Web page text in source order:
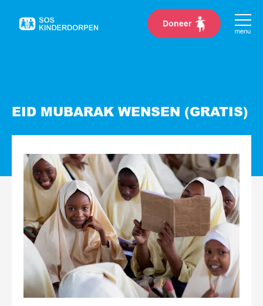
Naar
Doneer
menu
EID MUBARAK WENSEN (GRATIS)